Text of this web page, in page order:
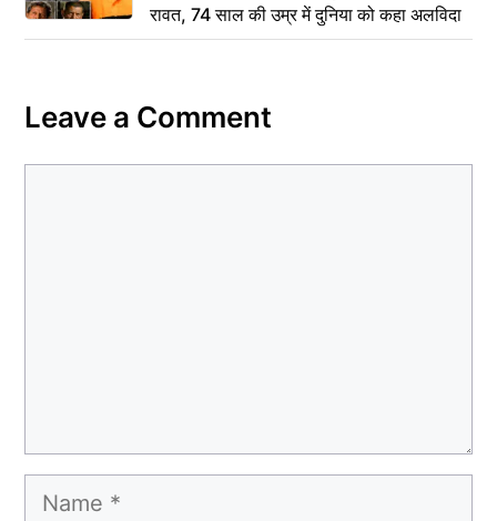
रावत, 74 साल की उम्र में दुनिया को कहा अलविदा
Leave a Comment
Name